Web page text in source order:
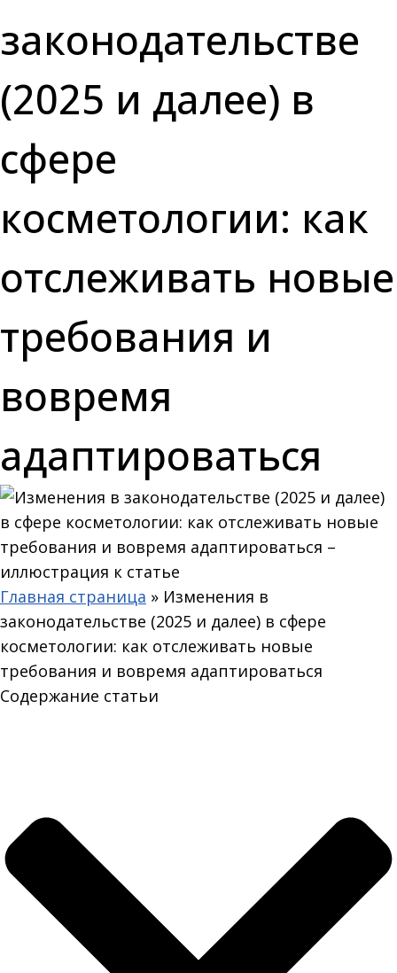
законодательстве
(2025 и далее) в
сфере
косметологии: как
отслеживать новые
требования и
вовремя
адаптироваться
Главная страница » Изменения в
законодательстве (2025 и далее) в сфере
косметологии: как отслеживать новые
требования и вовремя адаптироваться
Содержание статьи